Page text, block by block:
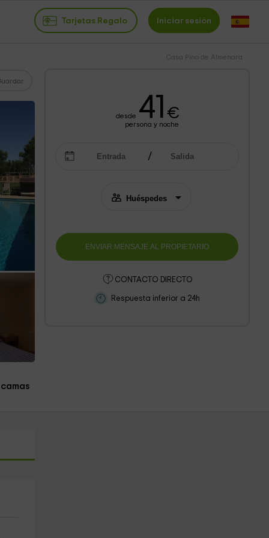
Tarjetas Regalo Iniciar sesión
Casa Pino de Almenara
desde 41 €
persona y noche
CONTACTO DIRECTO
Respuesta inferior a 24h
camas